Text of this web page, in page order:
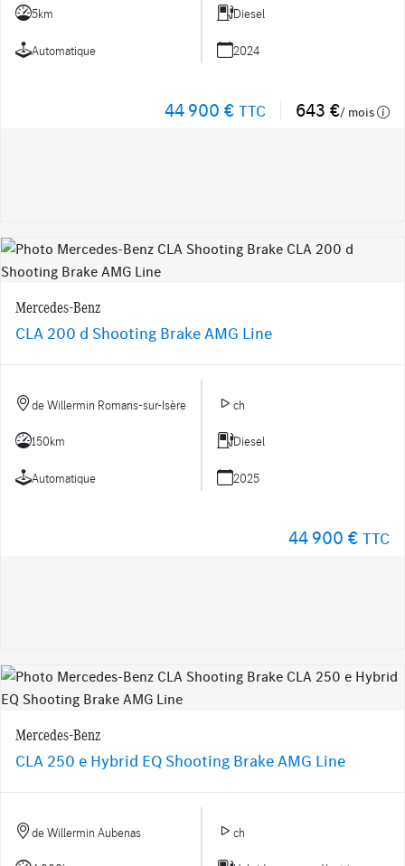
5km Diesel
Automatique 2024
44 900 € TTC 643 €/ mois
Mercedes-Benz
CLA 200 d Shooting Brake AMG Line
de Willermin Romans-sur-Isère ch
150km Diesel
Automatique 2025
44 900 € TTC
Mercedes-Benz
CLA 250 e Hybrid EQ Shooting Brake AMG Line
de Willermin Aubenas ch